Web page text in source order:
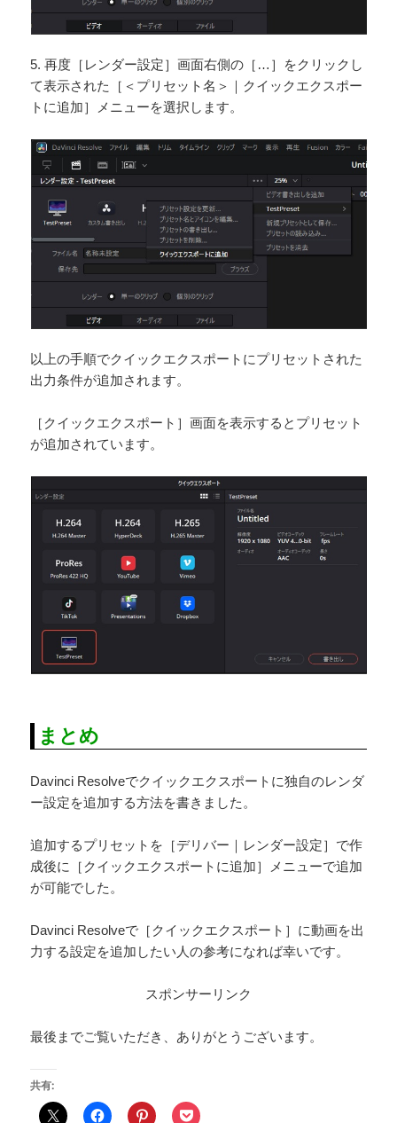
5. 再度［レンダー設定］画面右側の［…］をクリックし
て表示された［＜プリセット名＞｜クイックエクスポー
トに追加］メニューを選択します。
以上の手順でクイックエクスポートにプリセットされた
出力条件が追加されます。
［クイックエクスポート］画面を表示するとプリセット
が追加されています。
まとめ
Davinci Resolveでクイックエクスポートに独自のレンダ
ー設定を追加する方法を書きました。
追加するプリセットを［デリバー｜レンダー設定］で作
成後に［クイックエクスポートに追加］メニューで追加
が可能でした。
Davinci Resolveで［クイックエクスポート］に動画を出
力する設定を追加したい人の参考になれば幸いです。
スポンサーリンク
最後までご覧いただき、ありがとうございます。
共有: